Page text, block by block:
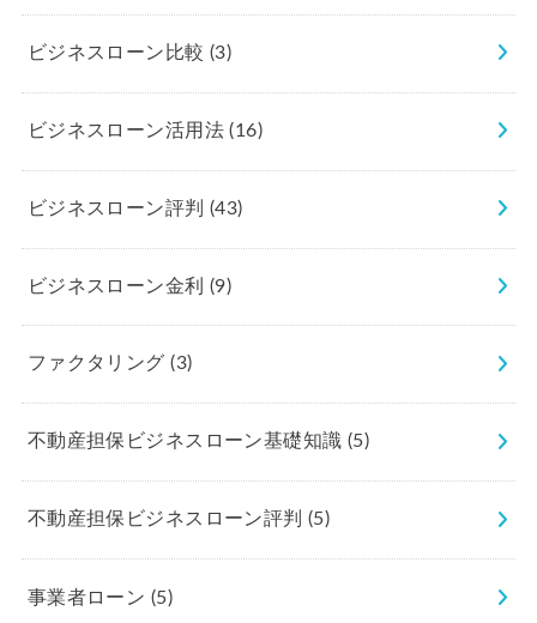
ビジネスローン比較 (3)
ビジネスローン活用法(16)
ビジネスローン評判 (43)
ビジネスローン金利 (9)
ファクタリング(3)
不動産担保ビジネスローン基礎知識 (5)
不動産担保ビジネスローン評判(5)
事業者ローン (5)